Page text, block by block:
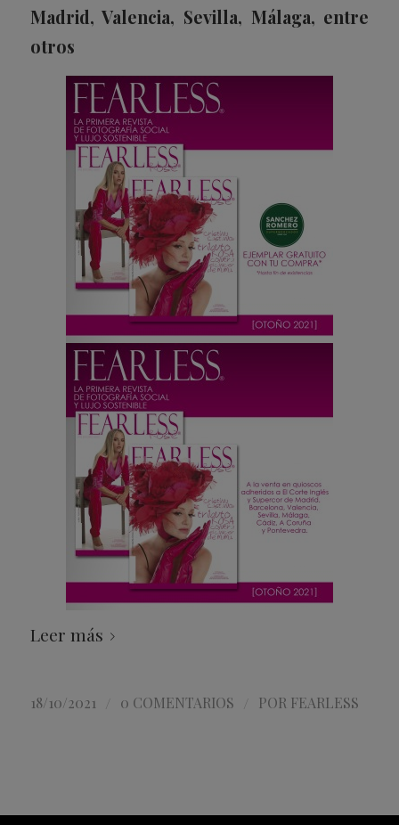
Madrid, Valencia, Sevilla, Málaga, entre
otros
Leer más
18/10/2021 0 COMENTARIOS POR FEARLESS